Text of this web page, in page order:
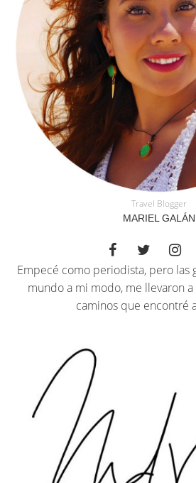
Travel Blogger
MARIEL GALÁN
Empecé como periodista, pero las
mundo a mi modo, me llevaron
caminos que encontré